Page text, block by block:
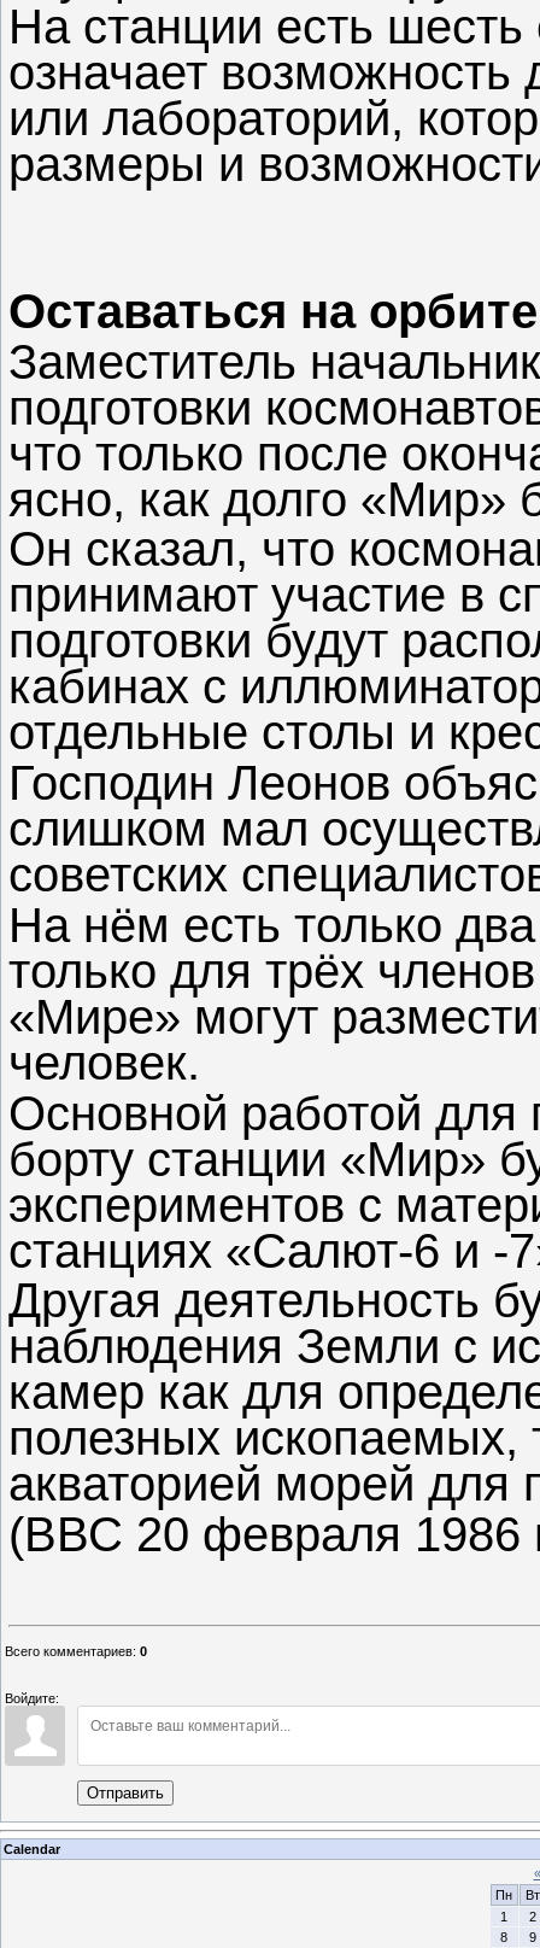
На станции есть
означает возможность
или лабораторий,
размеры и
Оставаться на орбите
Заместитель
подготовки
что только после
ясно, как долго «Мир»
Он сказал, что
принимают участие в
подготовки будут
кабинах с
отдельные столы и
Господин Леонов
слишком мал
советских
На нём есть только
только для трёх
«Мире» могут
человек.
Основной работой для
борту станции «Мир»
экспериментов с
станциях «Салют-6 и -
Другая деятельность
наблюдения Земли с
камер как для
полезных ископаемых,
акваторией морей для
(ВВС 20 февраля 1986
Всего комментариев: 0
Войдите:
Отправить
Calendar
«
Пн
Вт
1
2
8
9